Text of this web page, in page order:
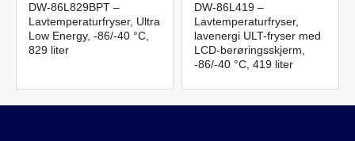
DW-86L829BPT –
Lavtemperaturfryser, Ultra
Low Energy, -86/-40 °C,
829 liter
DW-86L419 –
Lavtemperaturfryser,
lavenergi ULT-fryser med
LCD-berøringsskjerm,
-86/-40 °C, 419 liter